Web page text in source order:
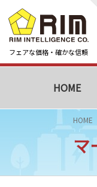
フェアな価格・確かな信頼
HOME
HOME
マ